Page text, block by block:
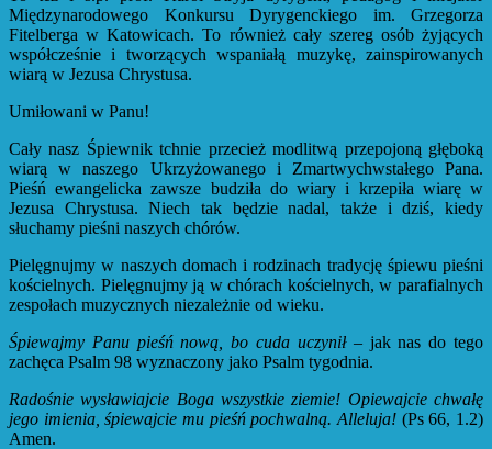
Międzynarodowego Konkursu Dyrygenckiego im. Grzegorza
Fitelberga w Katowicach. To również cały szereg osób żyjących
współcześnie i tworzących wspaniałą muzykę, zainspirowanych
wiarą w Jezusa Chrystusa.
Umiłowani w Panu!
Cały nasz Śpiewnik tchnie przecież modlitwą przepojoną głęboką
wiarą w naszego Ukrzyżowanego i Zmartwychwstałego Pana.
Pieśń ewangelicka zawsze budziła do wiary i krzepiła wiarę w
Jezusa Chrystusa. Niech tak będzie nadal, także i dziś, kiedy
słuchamy pieśni naszych chórów.
Pielęgnujmy w naszych domach i rodzinach tradycję śpiewu pieśni
kościelnych. Pielęgnujmy ją w chórach kościelnych, w parafialnych
zespołach muzycznych niezależnie od wieku.
Śpiewajmy Panu pieśń nową, bo cuda uczynił– jak nas do tego
zachęca Psalm 98 wyznaczony jako Psalm tygodnia.
Radośnie wysławiajcie Boga wszystkie ziemie! Opiewajcie chwałę
jego imienia, śpiewajcie mu pieśń pochwalną. Alleluja! (Ps 66, 1.2)
Amen.